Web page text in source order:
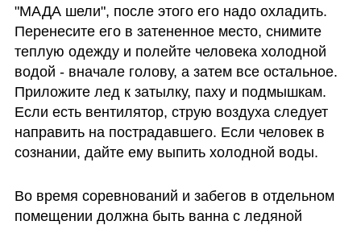
"МАДА шели", после этого его надо охладить.
Перенесите его в затененное место, снимите
теплую одежду и полейте человека холодной
водой - вначале голову, а затем все остальное.
Приложите лед к затылку, паху и подмышкам.
Если есть вентилятор, струю воздуха следует
направить на пострадавшего. Если человек в
сознании, дайте ему выпить холодной воды.
Во время соревнований и забегов в отдельном
помещении должна быть ванна с ледяной